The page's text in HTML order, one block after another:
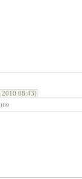
08:43)